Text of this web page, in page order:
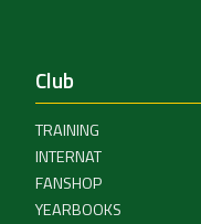
Club
TRAINING
INTERNAT
FANSHOP
YEARBOOKS